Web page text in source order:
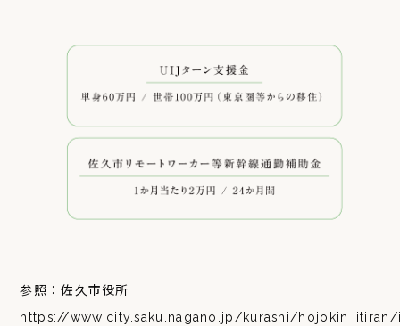
参照：佐久市役所
https://www.city.saku.nagano.jp/kurashi/